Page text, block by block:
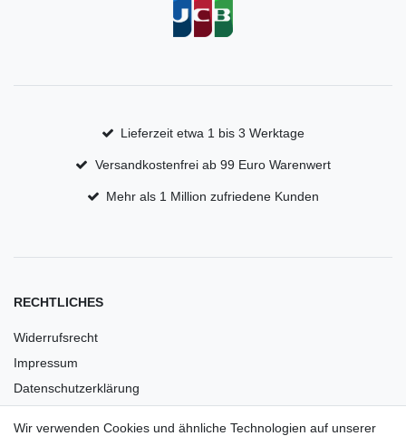
Lieferzeit etwa 1 bis 3 Werktage
Versandkostenfrei ab 99 Euro Warenwert
Mehr als 1 Million zufriedene Kunden
RECHTLICHES
Widerrufsrecht
Impressum
Datenschutzerklärung
Wir verwenden Cookies und ähnliche Technologien auf unserer